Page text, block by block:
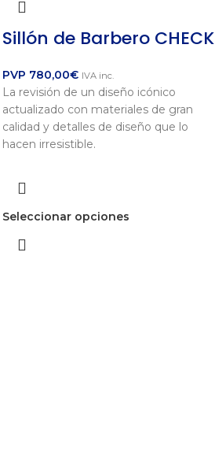
Sillón de Barbero CHECK
PVP 780,00€ IVA inc.
La revisión de un diseño icónico
actualizado con materiales de gran
calidad y detalles de diseño que lo
hacen irresistible.
Seleccionar opciones